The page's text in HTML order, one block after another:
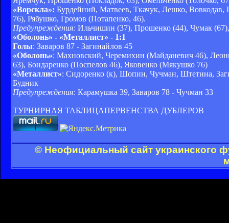
«Ворскла»: Бурдейний, Матвеев, Ткачук, Лешко,
76), Рябушко, Громов (Потапенко, 46).
Предупреждения: Ильчишин (37), Прошенко (44), Чумак
«Оболонь» - «Металлист» - 1:1
Голы: Заваров 87 - Загинайлов 45
«Оболонь»: Махновский, Черемихин (Майданевич 46),
63), Бондаренко (Поспелов 46), Яковенко (Мякушко 76)
«Металлист»: Сидоренко (к), Шопин, Чучман, Штетина,
Будник
Предупреждения: Карамушка 39, Заваров 78 - Чучман 33
ТУРНИРНАЯ ТАБЛИЦАПЕРВЕНСТВА ДУБЛЕРОВ
© Неофициальный сайт украинского